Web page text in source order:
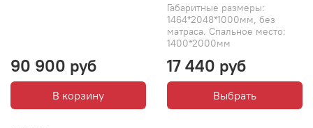
90 900 руб
В корзину
Габаритные размеры:
1464*2048*1000мм, без
матраса. Спальное место:
1400*2000мм
17 440 руб
Выбрать